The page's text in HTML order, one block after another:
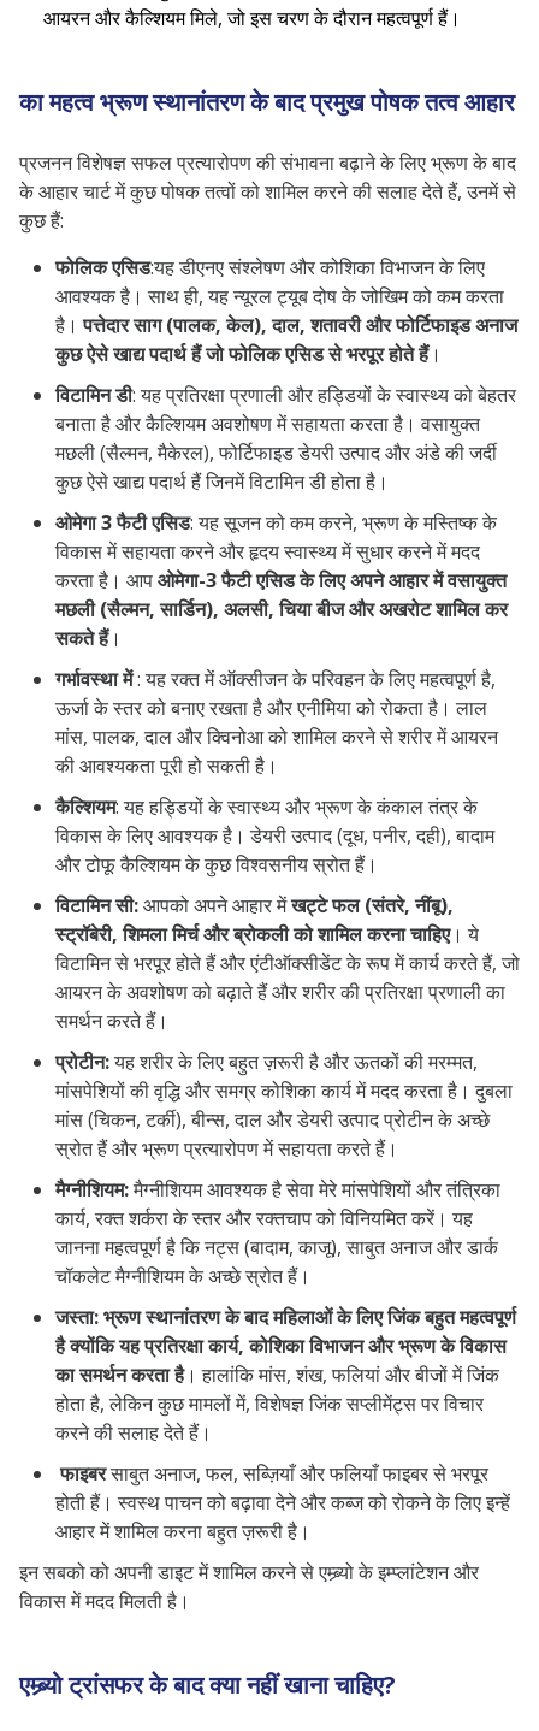
आयरन और कैल्शियम मिले, जो इस चरण के दौरान महत्वपूर्ण हैं।
का महत्व भ्रूण स्थानांतरण के बाद प्रमुख पोषक तत्व आहार
प्रजनन विशेषज्ञ सफल प्रत्यारोपण की संभावना बढ़ाने के लिए भ्रूण के बाद
के आहार चार्ट में कुछ पोषक तत्वों को शामिल करने की सलाह देते हैं, उनमें से
कुछ हैं:
फोलिक एसिड:यह डीएनए संश्लेषण और कोशिका विभाजन के लिए
आवश्यक है। साथ ही, यह न्यूरल ट्यूब दोष के जोखिम को कम करता
है।पत्तेदार साग (पालक, केल), दाल, शतावरी और फोर्टिफाइड अनाज
कुछ ऐसे खाद्य पदार्थ हैं जो फोलिक एसिड से भरपूर होते हैं।
विटामिन डी: यह प्रतिरक्षा प्रणाली और हड्डियों के स्वास्थ्य को बेहतर
बनाता है और कैल्शियम अवशोषण में सहायता करता है। वसायुक्त
मछली (सैल्मन, मैकेरल), फोर्टिफाइड डेयरी उत्पाद और अंडे की जर्दी
कुछ ऐसे खाद्य पदार्थ हैं जिनमें विटामिन डी होता है।
ओमेगा 3 फैटी एसिड: यह सूजन को कम करने, भ्रूण के मस्तिष्क के
विकास में सहायता करने और हृदय स्वास्थ्य में सुधार करने में मदद
करता है। आपओमेगा-3 फैटी एसिड के लिए अपने आहार में वसायुक्त
मछली (सैल्मन, सार्डिन), अलसी, चिया बीज और अखरोट शामिल कर
सकते हैं।
गर्भावस्था में: यह रक्त में ऑक्सीजन के परिवहन के लिए महत्वपूर्ण है,
ऊर्जा के स्तर को बनाए रखता है और एनीमिया को रोकता है। लाल
मांस, पालक, दाल और क्विनोआ को शामिल करने से शरीर में आयरन
की आवश्यकता पूरी हो सकती है।
कैल्शियम: यह हड्डियों के स्वास्थ्य और भ्रूण के कंकाल तंत्र के
विकास के लिए आवश्यक है। डेयरी उत्पाद (दूध, पनीर, दही), बादाम
और टोफू कैल्शियम के कुछ विश्वसनीय स्रोत हैं।
विटामिन सी:आपको अपने आहार मेंखट्टे फल (संतरे, नींबू),
स्ट्रॉबेरी, शिमला मिर्च और ब्रोकली को शामिल करना चाहिए। ये
विटामिन से भरपूर होते हैं और एंटीऑक्सीडेंट के रूप में कार्य करते हैं, जो
आयरन के अवशोषण को बढ़ाते हैं और शरीर की प्रतिरक्षा प्रणाली का
समर्थन करते हैं।
प्रोटीन:यह शरीर के लिए बहुत ज़रूरी है और ऊतकों की मरम्मत,
मांसपेशियों की वृद्धि और समग्र कोशिका कार्य में मदद करता है। दुबला
मांस (चिकन, टर्की), बीन्स, दाल और डेयरी उत्पाद प्रोटीन के अच्छे
स्रोत हैं और भ्रूण प्रत्यारोपण में सहायता करते हैं।
मैग्नीशियम:मैग्नीशियम आवश्यक है सेवा मेरे मांसपेशियों और तंत्रिका
कार्य, रक्त शर्करा के स्तर और रक्तचाप को विनियमित करें। यह
जानना महत्वपूर्ण है कि नट्स (बादाम, काजू), साबुत अनाज और डार्क
चॉकलेट मैग्नीशियम के अच्छे स्रोत हैं।
जस्ता:भ्रूण स्थानांतरण के बाद महिलाओं के लिए जिंक बहुत महत्वपूर्ण
है क्योंकि यह प्रतिरक्षा कार्य, कोशिका विभाजन और भ्रूण के विकास
का समर्थन करता है। हालांकि मांस, शंख, फलियां और बीजों में जिंक
होता है, लेकिन कुछ मामलों में, विशेषज्ञ जिंक सप्लीमेंट्स पर विचार
करने की सलाह देते हैं।
फाइबरसाबुत अनाज, फल, सब्ज़ियाँ और फलियाँ फाइबर से भरपूर
होती हैं। स्वस्थ पाचन को बढ़ावा देने और कब्ज को रोकने के लिए इन्हें
आहार में शामिल करना बहुत ज़रूरी है।
इन सबको को अपनी डाइट में शामिल करने से एम्ब्र्यो के इम्प्लांटेशन और
विकास में मदद मिलती है।
एम्ब्र्यो ट्रांसफर के बाद क्या नहीं खाना चाहिए?